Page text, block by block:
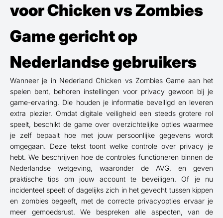
voor Chicken vs Zombies
Game gericht op
Nederlandse gebruikers
Wanneer je in Nederland Chicken vs Zombies Game aan het
spelen bent, behoren instellingen voor privacy gewoon bij je
game-ervaring. Die houden je informatie beveiligd en leveren
extra plezier. Omdat digitale veiligheid een steeds grotere rol
speelt, beschikt de game over overzichtelijke opties waarmee
je zelf bepaalt hoe met jouw persoonlijke gegevens wordt
omgegaan. Deze tekst toont welke controle over privacy je
hebt. We beschrijven hoe de controles functioneren binnen de
Nederlandse wetgeving, waaronder de AVG, en geven
praktische tips om jouw account te beveiligen. Of je nu
incidenteel speelt of dagelijks zich in het gevecht tussen kippen
en zombies begeeft, met de correcte privacyopties ervaar je
meer gemoedsrust. We bespreken alle aspecten, van de